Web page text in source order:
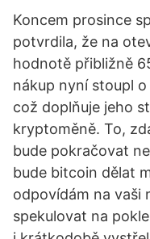
Koncem prosince
potvrdila, že na
hodnotě přibližně
nákup nyní stoupl
což doplňuje jeho
kryptoměně. To,
bude pokračovat
bude bitcoin dělat
odpovídám na vaši
spekulovat na